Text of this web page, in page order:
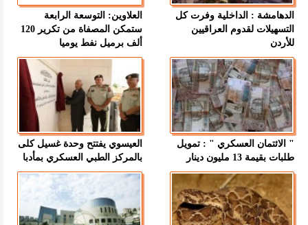
الدهامشة : الداخلية وفرت كل
التسهيلات لقدوم العراقيين
للأردن
العلاوين: التوسعة الرابعة
ستمكن المصفاة من تكرير 120
ألف برميل نفط يوميا
" الائتمان العسكري " : تمويل
طلبات بقيمة 13 مليون دينار
العيسوي يفتتح وحدة غسيل كلى
بالمركز الطبي العسكري بمأدبا